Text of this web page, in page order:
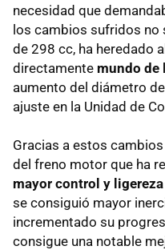
necesidad que
los cambios sufridos no
de 298 cc, ha heredado
directamente mundo de
aumento del diámetro
ajuste en la Unidad de
Gracias a estos
del freno motor que ha
mayor control y
se consiguió mayor
incrementado su
consigue una notable